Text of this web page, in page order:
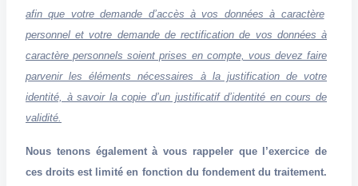
afin que votre demande d’accès à vos données à caractère
personnel et votre demande de rectification de vos données à
caractère personnels soient prises en compte, vous devez faire
parvenir les éléments nécessaires à la justification de votre
identité, à savoir la copie d’un justificatif d’identité en cours de
validité.
Nous tenons également à vous rappeler que l’exercice de
ces droits est limité en fonction du fondement du traitement.